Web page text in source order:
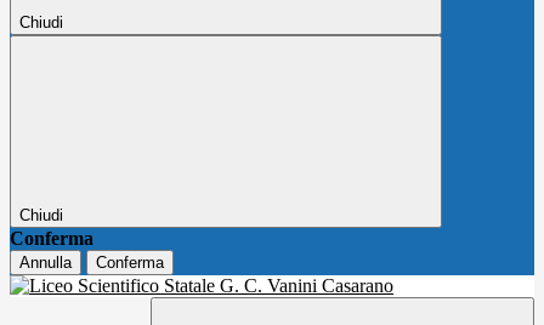
Chiudi
Chiudi
Conferma
Annulla Conferma